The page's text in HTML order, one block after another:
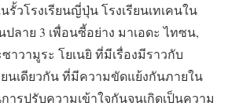
รั้วโรงเรียนญี่ปุ่น โรงเรียนเทเคนใน
ลาย 3 เพื่อนซี้อย่าง มาเอดะ ไทซน,
าวามูระ โยเนยิ ที่มีเรื่องมีราวกับ
ยนเดียวกัน ที่มีความขัดแย้งกันภายใน
ารปรับความเข้าใจกันจนเกิดเป็นความ